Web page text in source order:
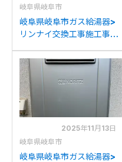
岐阜県岐阜市
岐阜県岐阜市ガス給湯器>
リンナイ交換工事施工事
K2401SAW(A)からリンナ
イRUF-K2406SAW(A)へ
の交換
2025年11月13日
岐阜県岐阜市
岐阜県岐阜市ガス給湯器>